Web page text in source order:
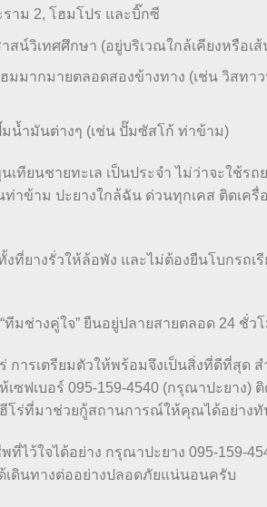
าม 2, โฮมโปร และบิ๊กซี
น์วิเทศศึกษา (อยู่บริเวณใกล้เคียงหรือเ
มากมายตลอดสองข้างทาง (เช่น วิสทา
น้ำมันต่างๆ (เช่น ปั๊มซัสโก้ ท่าข้าม)
ทียนชายทะเล เป็นประจำ ไม่ว่าจะใช้รถ
าข้าม ปะยางใกล้ฉัน ด่วนทุกเคส ติดเครื่
งที่ยางรั่วให้ล้อพัง และไม่ต้องยืนโบกรถ
ช่างคู่ใจ” ยืนอยู่ปลายสายตลอด 24 ชั่ว
การเตรียมตัวให้พร้อมจึงเป็นสิ่งที่ดีที่สุด
ฟเบอร์ 095-159-4540 (กรุณาปะยาง) ติ
ฮีโร่ที่มาช่วยกู้สถานการณ์ให้คุณได้อย่าง
ไว้ใจได้อย่าง กรุณาปะยาง 095-159-
เดินทางต่ออย่างปลอดภัยแน่นอนครับ